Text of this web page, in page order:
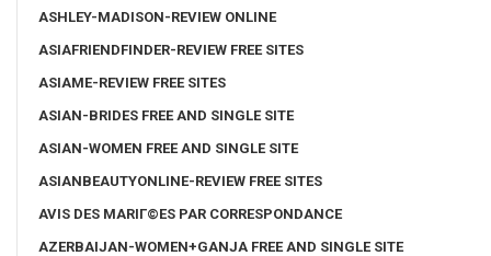
ASHLEY-MADISON-REVIEW ONLINE
ASIAFRIENDFINDER-REVIEW FREE SITES
ASIAME-REVIEW FREE SITES
ASIAN-BRIDES FREE AND SINGLE SITE
ASIAN-WOMEN FREE AND SINGLE SITE
ASIANBEAUTYONLINE-REVIEW FREE SITES
AVIS DES MARIГ©ES PAR CORRESPONDANCE
AZERBAIJAN-WOMEN+GANJA FREE AND SINGLE SITE